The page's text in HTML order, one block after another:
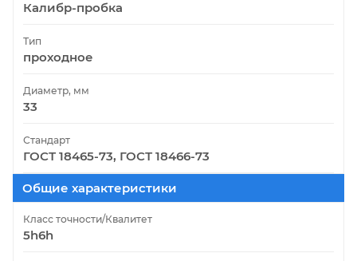
Калибр-пробка
Тип
проходное
Диаметр, мм
33
Стандарт
ГОСТ 18465-73, ГОСТ 18466-73
Общие характеристики
Класс точности/Квалитет
5h6h